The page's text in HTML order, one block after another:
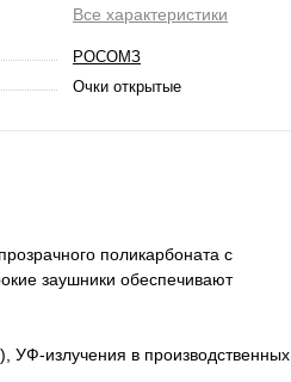
Все характеристики
РОСОМЗ
Очки открытые
поликарбоната с
заушники обеспечивают
УФ-излучения в производственных